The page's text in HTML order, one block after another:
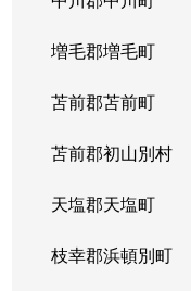
増毛郡増毛町
苫前郡苫前町
苫前郡初山別村
天塩郡天塩町
枝幸郡浜頓別町